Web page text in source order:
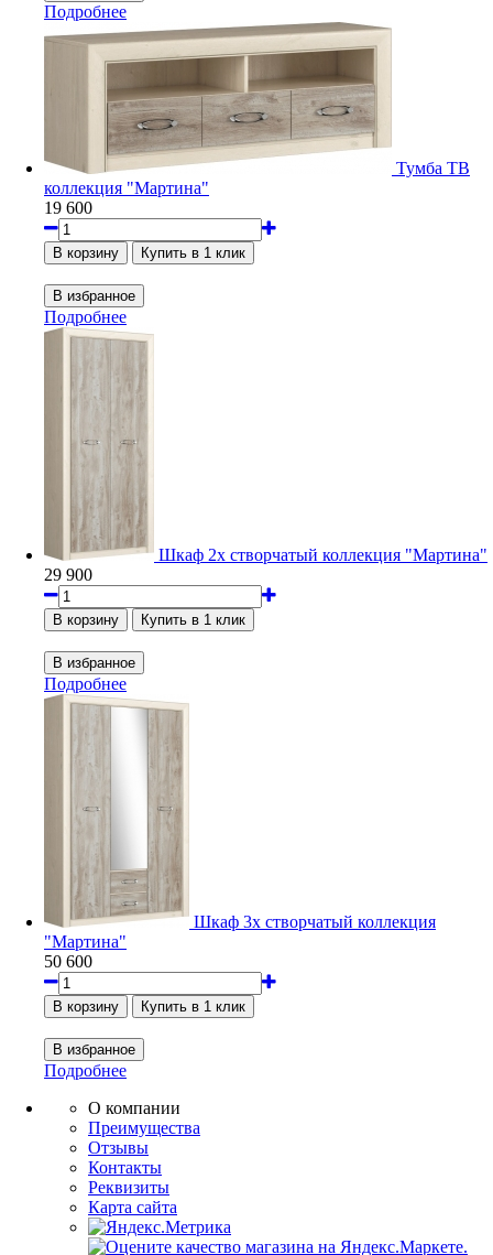
Подробнее
Тумба ТВ
коллекция "Мартина"
19 600
Подробнее
Шкаф 2х створчатый коллекция "Мартина"
29 900
Подробнее
Шкаф 3х створчатый коллекция
"Мартина"
50 600
Подробнее
О компании
Преимущества
Отзывы
Контакты
Реквизиты
Карта сайта